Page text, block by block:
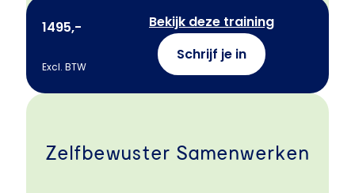
1495,-
Excl. BTW
Bekijk deze training
Schrijf je in
Zelfbewuster Samenwerken